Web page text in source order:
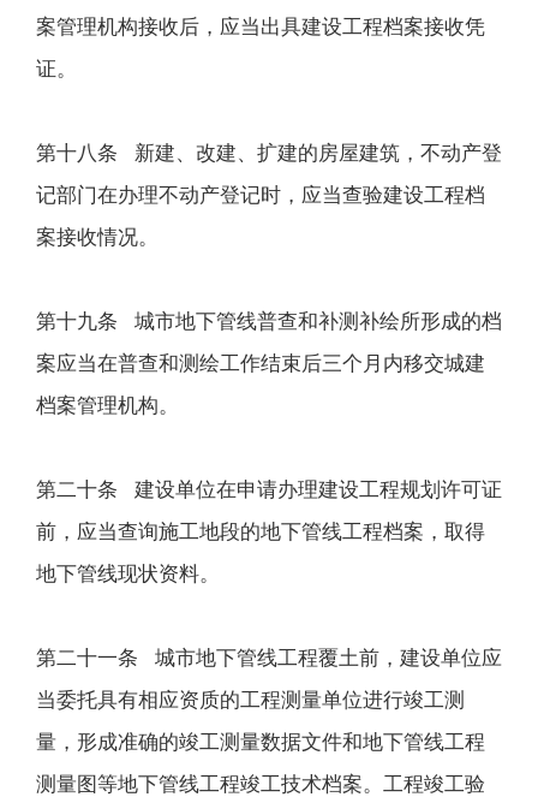
案管理机构接收后，应当出具建设工程档案接收凭
证。
第十八条 新建、改建、扩建的房屋建筑，不动产登
记部门在办理不动产登记时，应当查验建设工程档
案接收情况。
第十九条 城市地下管线普查和补测补绘所形成的档
案应当在普查和测绘工作结束后三个月内移交城建
档案管理机构。
第二十条 建设单位在申请办理建设工程规划许可证
前，应当查询施工地段的地下管线工程档案，取得
地下管线现状资料。
第二十一条 城市地下管线工程覆土前，建设单位应
当委托具有相应资质的工程测量单位进行竣工测
量，形成准确的竣工测量数据文件和地下管线工程
测量图等地下管线工程竣工技术档案。工程竣工验